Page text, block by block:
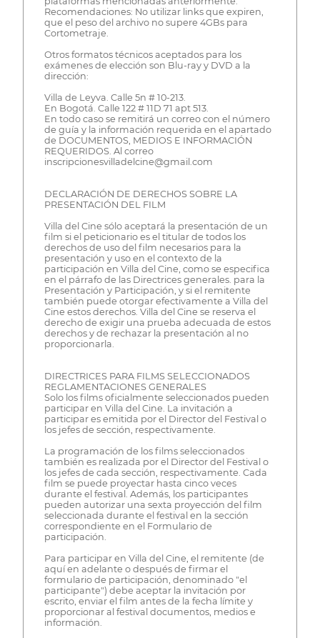
Recomendaciones: No utilizar links que expiren,
que el peso del archivo no supere 4GBs para
Cortometraje.
Otros formatos técnicos aceptados para los
exámenes de elección son Blu-ray y DVD a la
dirección:
Villa de Leyva. Calle 5n # 10-213.
En Bogotá. Calle 122 # 11D 71 apt 513.
En todo caso se remitirá un correo con el número
de guía y la información requerida en el apartado
de DOCUMENTOS, MEDIOS E INFORMACIÓN
REQUERIDOS. Al correo
inscripcionesvilladelcine@gmail.com
DECLARACIÓN DE DERECHOS SOBRE LA
PRESENTACIÓN DEL FILM
Villa del Cine sólo aceptará la presentación de un
film si el peticionario es el titular de todos los
derechos de uso del film necesarios para la
presentación y uso en el contexto de la
participación en Villa del Cine, como se especifica
en el párrafo de las Directrices generales. para la
Presentación y Participación, y si el remitente
también puede otorgar efectivamente a Villa del
Cine estos derechos. Villa del Cine se reserva el
derecho de exigir una prueba adecuada de estos
derechos y de rechazar la presentación al no
proporcionarla.
DIRECTRICES PARA FILMS SELECCIONADOS
REGLAMENTACIONES GENERALES
Solo los films oficialmente seleccionados pueden
participar en Villa del Cine. La invitación a
participar es emitida por el Director del Festival o
los jefes de sección, respectivamente.
La programación de los films seleccionados
también es realizada por el Director del Festival o
los jefes de cada sección, respectivamente. Cada
film se puede proyectar hasta cinco veces
durante el festival. Además, los participantes
pueden autorizar una sexta proyección del film
seleccionada durante el festival en la sección
correspondiente en el Formulario de
participación.
Para participar en Villa del Cine, el remitente (de
aquí en adelante o después de firmar el
formulario de participación, denominado "el
participante") debe aceptar la invitación por
escrito, enviar el film antes de la fecha límite y
proporcionar al festival documentos, medios e
información.